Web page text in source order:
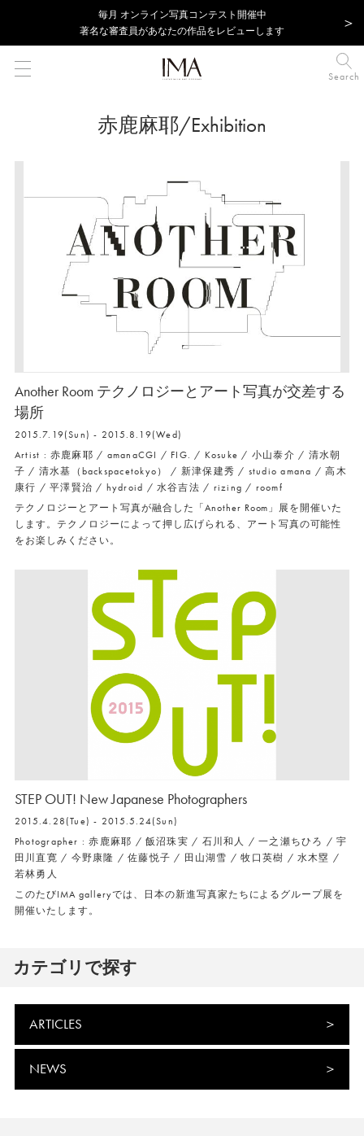
毎⽉ オンライン写真コンテスト開催中
著名な審査員があなたの作品をレビューします
Search
赤鹿麻耶/Exhibition
Another Room テクノロジーとアート写真が交差する
場所
2015.7.19(Sun) - 2015.8.19(Wed)
Artist : 赤鹿麻耶 / amanaCGI / FIG. / Kosuke / 小山泰介 / 清水朝
子 / 清水基（backspacetokyo） / 新津保建秀 / studio amana / 高木
康行 / 平澤賢治 / hydroid / 水谷吉法 / rizing / roomf
テクノロジーとアート写真が融合した「Another Room」展を開催いた
します。テクノロジーによって押し広げられる、アート写真の可能性
をお楽しみください。
STEP OUT! New Japanese Photographers
2015.4.28(Tue) - 2015.5.24(Sun)
Photographer : 赤鹿麻耶 / 飯沼珠実 / 石川和人 / 一之瀬ちひろ / 宇
田川直寛 / 今野康隆 / 佐藤悦子 / 田山湖雪 / 牧口英樹 / 水木塁 /
若林勇人
このたびIMA galleryでは、日本の新進写真家たちによるグループ展を
開催いたします。
カテゴリで探す
ARTICLES
NEWS